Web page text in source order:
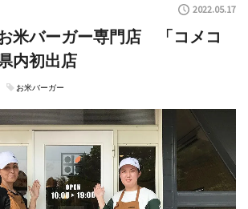
2022.05.17
米バーガー専門店 「コメコ
内初出店
お米バーガー